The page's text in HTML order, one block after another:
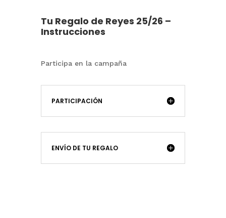
Tu Regalo de Reyes 25/26 –
Instrucciones
Participa en la campaña
PARTICIPACIÓN
ENVÍO DE TU REGALO